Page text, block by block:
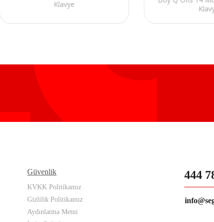
Klavye
Güvenlik
KVKK Politikamız
Gizlilik Politikamız
Aydınlatma Metni
444